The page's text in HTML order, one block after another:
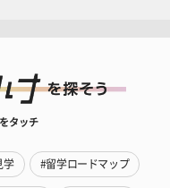
タッチ
学 #留学ロードマップ